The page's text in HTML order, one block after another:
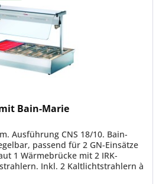
Bain-Marie
Ausführung CNS 18/10. Bain-
passend für 2 GN-Einsätze
1 Wärmebrücke mit 2 IRK-
Inkl. 2 Kaltlichtstrahlern à